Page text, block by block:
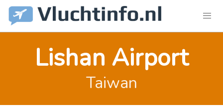
Lishan Airport
Taiwan